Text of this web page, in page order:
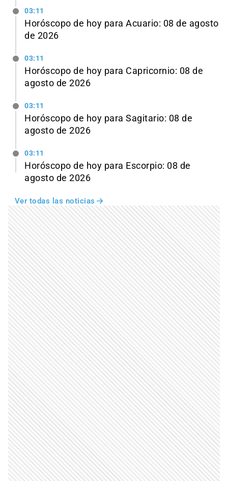
03:11
Horóscopo de hoy para Acuario: 08 de agosto
de 2026
03:11
Horóscopo de hoy para Capricornio: 08 de
agosto de 2026
03:11
Horóscopo de hoy para Sagitario: 08 de
agosto de 2026
03:11
Horóscopo de hoy para Escorpio: 08 de
agosto de 2026
Ver todas las noticias